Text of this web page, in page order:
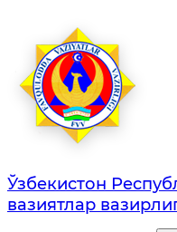
Ўзбекистон
вазиятлар